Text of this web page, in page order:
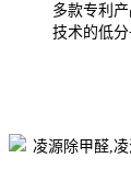
多款专利
技术的低分